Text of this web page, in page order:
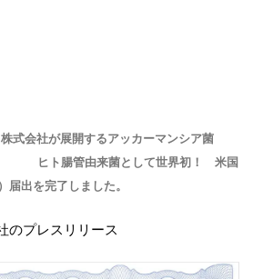
式会社が展開するアッカーマンシア菌
ヒト腸管由来菌として世界初！ 米国
届出を完了しました。
のプレスリリース